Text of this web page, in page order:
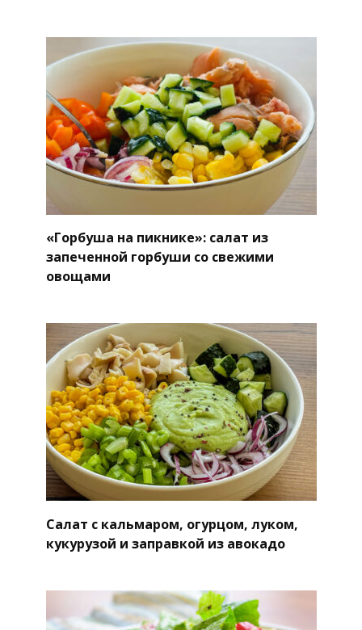
«Горбуша на пикнике»: салат из
запеченной горбуши со свежими
овощами
Салат с кальмаром, огурцом, луком,
кукурузой и заправкой из авокадо